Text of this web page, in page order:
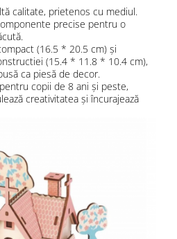
calitate, prietenos cu mediul.
precise pentru o
(16.5 * 20.5 cm) și
(15.4 * 11.8 * 10.4 cm),
ca piesă de decor.
copii de 8 ani și peste,
creativitatea și încurajează